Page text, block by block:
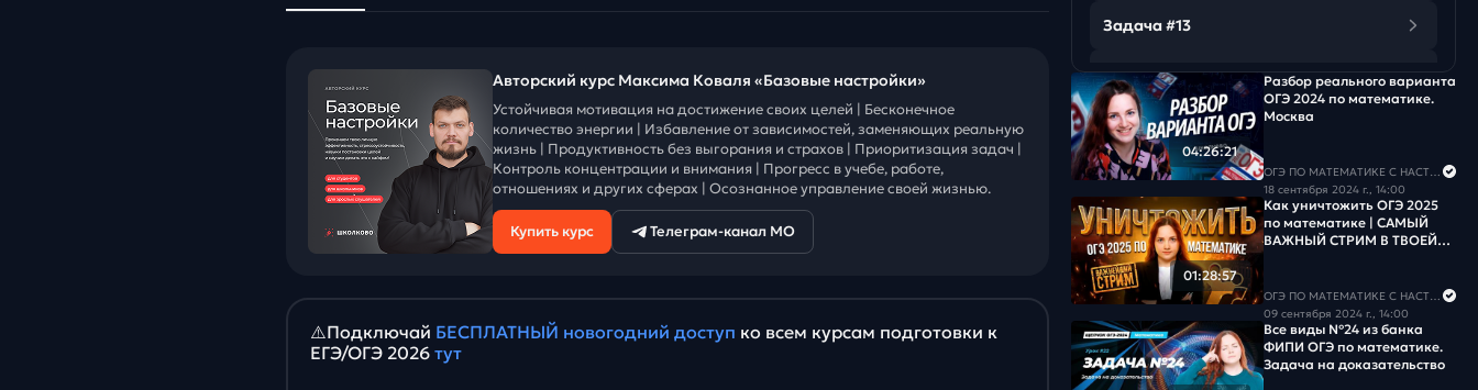
Авторский курс Максима Коваля «Базовые настройки»
Устойчивая мотивация на достижение своих целей | Бесконечное
количество энергии | Избавление от зависимостей, заменяющих реальную
жизнь | Продуктивность без выгорания и страхов | Приоритизация задач |
Контроль концентрации и внимания | Прогресс в учебе, работе,
отношениях и других сферах | Осознанное управление своей жизнью.
Купить курс Телеграм-канал МО
⚠️Подключай БЕСПЛАТНЫЙ новогодний доступ ко всем курсам подготовки к
ЕГЭ/ОГЭ 2026 тут
Задача #13
Задача #14
Задача #15
04:26:21
Разбор реального варианта
ОГЭ 2024 по математике.
Москва
ОГЭ ПО МАТЕМАТИКЕ С НАСТЕЙ
18 сентября 2024 г., 14:00
01:28:57
Как уничтожить ОГЭ 2025
по математике | САМЫЙ
ВАЖНЫЙ СТРИМ В ТВОЕЙ
ОГЭ ПО МАТЕМАТИКЕ С НАСТЕЙ
09 сентября 2024 г., 14:00
Все виды №24 из банка
ФИПИ ОГЭ по математике.
Задача на доказательство